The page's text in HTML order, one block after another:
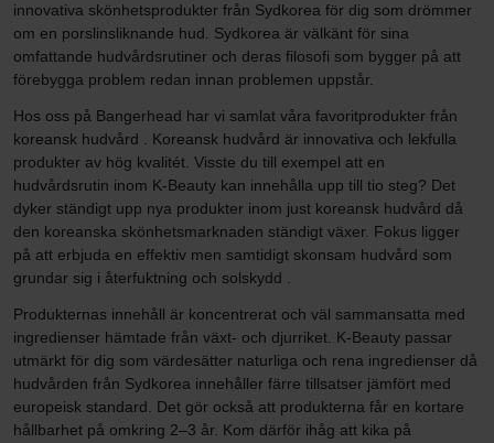
innovativa skönhetsprodukter från Sydkorea för dig som drömmer
om en porslinsliknande hud. Sydkorea är välkänt för sina
omfattande hudvårdsrutiner och deras filosofi som bygger på att
förebygga problem redan innan problemen uppstår.
Hos oss på Bangerhead har vi samlat våra favoritprodukter från
koreansk hudvård . Koreansk hudvård är innovativa och lekfulla
produkter av hög kvalitét. Visste du till exempel att en
hudvårdsrutin inom K-Beauty kan innehålla upp till tio steg? Det
dyker ständigt upp nya produkter inom just koreansk hudvård då
den koreanska skönhetsmarknaden ständigt växer. Fokus ligger
på att erbjuda en effektiv men samtidigt skonsam hudvård som
grundar sig i återfuktning och solskydd .
Produkternas innehåll är koncentrerat och väl sammansatta med
ingredienser hämtade från växt- och djurriket. K-Beauty passar
utmärkt för dig som värdesätter naturliga och rena ingredienser då
hudvården från Sydkorea innehåller färre tillsatser jämfört med
europeisk standard. Det gör också att produkterna får en kortare
hållbarhet på omkring 2–3 år. Kom därför ihåg att kika på